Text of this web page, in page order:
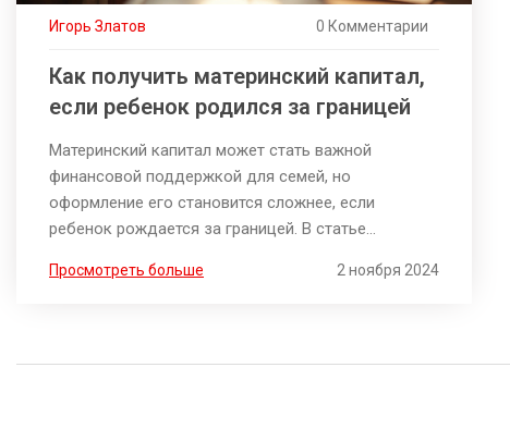
Игорь Златов 0 Комментарии
Как получить материнский капитал,
если ребенок родился за границей
Материнский капитал может стать важной
финансовой поддержкой для семей, но
оформление его становится сложнее, если
ребенок рождается за границей. В статье
получить право на этот вид поддержки, какие
рассматриваются возможные трудности и пути их
Просмотреть больше 2 ноября 2024